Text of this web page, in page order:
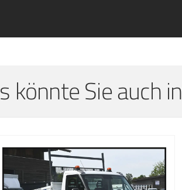
könnte Sie auch